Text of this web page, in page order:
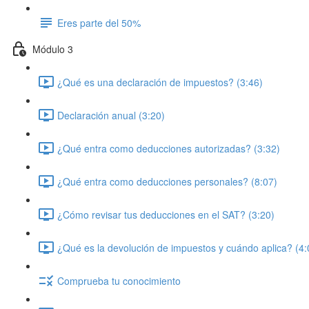
Eres parte del 50%
Módulo 3
¿Qué es una declaración de impuestos? (3:46)
Declaración anual (3:20)
¿Qué entra como deducciones autorizadas? (3:32)
¿Qué entra como deducciones personales? (8:07)
¿Cómo revisar tus deducciones en el SAT? (3:20)
¿Qué es la devolución de impuestos y cuándo aplica?
Comprueba tu conocimiento